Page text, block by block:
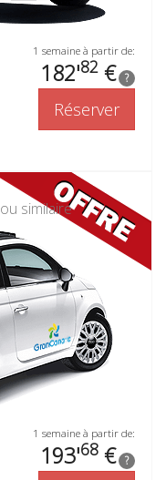
1 semaine à partir de:
182'82 € ?
Réserver
ou similaire
1 semaine à partir de:
193'68 € ?